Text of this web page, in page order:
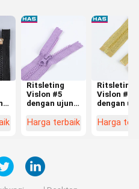
Ritsleting
Vislon #5
dengan ujung
gigi benang
Harga terbaik
Ritsleting
Vislon #5
dengan
gigi karet
Harga